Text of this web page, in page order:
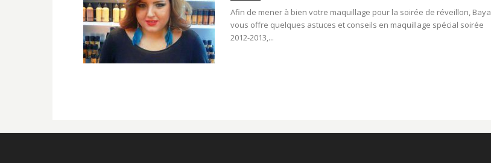
Afin de mener à bien votre maquillage pour la soirée de réveillon, Baya
vous offre quelques astuces et conseils en maquillage spécial soirée
2012-2013,...